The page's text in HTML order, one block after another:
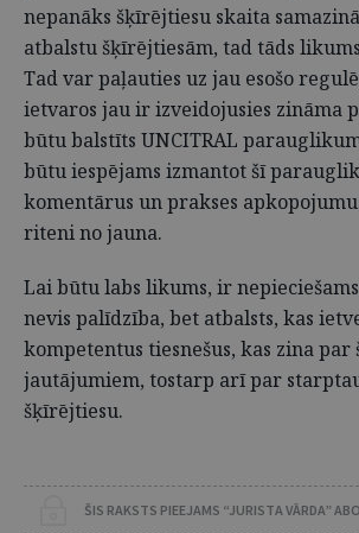
nepanāks šķīrējtiesu skaita
atbalstu šķīrējtiesām, tad tāds
Tad var paļauties uz jau esošo
ietvaros jau ir izveidojusies zināma
būtu balstīts UNCITRAL
būtu iespējams izmantot šī
komentārus un prakses
riteni no jauna.
Lai būtu labs likums, ir
nevis palīdzība, bet atbalsts, kas
kompetentus tiesnešus, kas zina par
jautājumiem, tostarp arī par
šķīrējtiesu.
ŠIS RAKSTS PIEEJAMS “JURISTA VĀRDA”